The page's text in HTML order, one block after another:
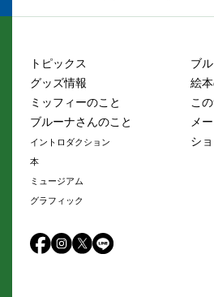
トピックス
グッズ情報
ミッフィーのこと
ブルーナさんのこと
イントロダクション
本
ミュージアム
グラフィック
ブ
絵
こ
メ
シ